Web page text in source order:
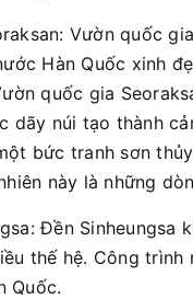
Vườn quốc
Hàn Quốc xinh
quốc gia
dãy núi tạo thành
bức tranh sơn
này là những
Đền
thế hệ. Công
Quốc.